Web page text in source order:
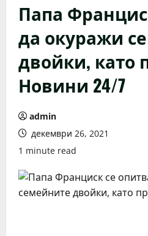
Папа
да окуражи
двойки, като
Новини 24/7
admin
декември 26, 2021
1 minute read